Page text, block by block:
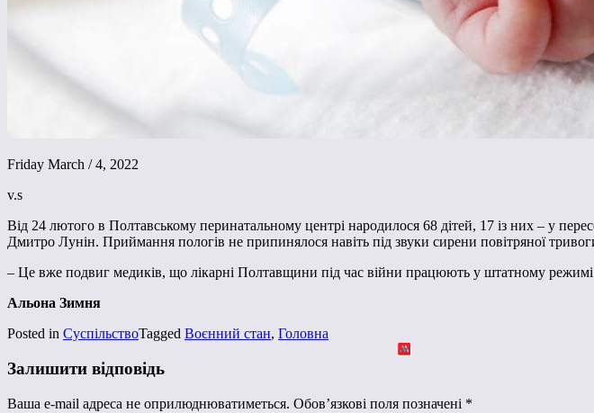
Friday March / 4, 2022
v.s
Від 24 лютого в Полтавському перинатальному центрі народилося 68 дітей, 17 із них – у
Дмитро Лунін. Приймання пологів не припинялося навіть під звуки сирени повітряної
– Це вже подвиг медиків, що лікарні Полтавщини під час війни працюють у штатному режимі.
Альона Зимня
Posted in СуспільствоTagged Воєнний стан, Головна
Залишити відповідь
Ваша e-mail адреса не оприлюднюватиметься. Обов’язкові поля позначені *